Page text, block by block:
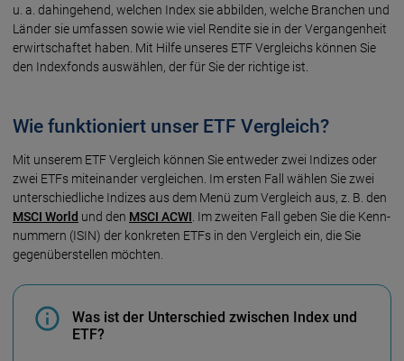
u. a. dahin­gehend, welchen Index sie abbilden, welche Branchen und
Länder sie umfassen sowie wie viel Rendite sie in der Vergangen­heit
erwirt­schaftet haben. Mit Hilfe unseres ETF Vergleichs können Sie
den Index­fonds aus­wählen, der für Sie der richtige ist.
Wie funktioniert unser ETF Vergleich?
Mit unserem ETF Vergleich können Sie entweder zwei Indizes oder
zwei ETFs mitein­ander ver­gleichen. Im ersten Fall wählen Sie zwei
unter­schied­liche Indizes aus dem Menü zum Vergleich aus, z. B. den
MSCI World und den MSCI ACWI . Im zweiten Fall geben Sie die Kenn­
nummern (ISIN) der konkreten ETFs in den Vergleich ein, die Sie
gegen­über­stellen möchten.
Was ist der Unterschied zwischen Index und
ETF?